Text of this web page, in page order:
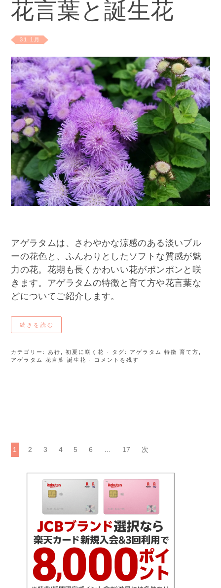
花言葉と誕生花
31 1月
アゲラタムは、さわやかな涼感のある淡いブル
ーの花色と、ふんわりとしたソフトな質感が魅
力の花。花期も長くかわいい花がポンポンと咲
きます。アゲラタムの特徴と育て方や花言葉な
どについてご紹介します。
続きを読む
カテゴリー: あ行 ,初夏に咲く花 · タグ: アゲラタム 特徴 育て方
アゲラタム 花言葉 誕生花
· コメントを残す
投
稿
1 2 3 4 5 6 17 次